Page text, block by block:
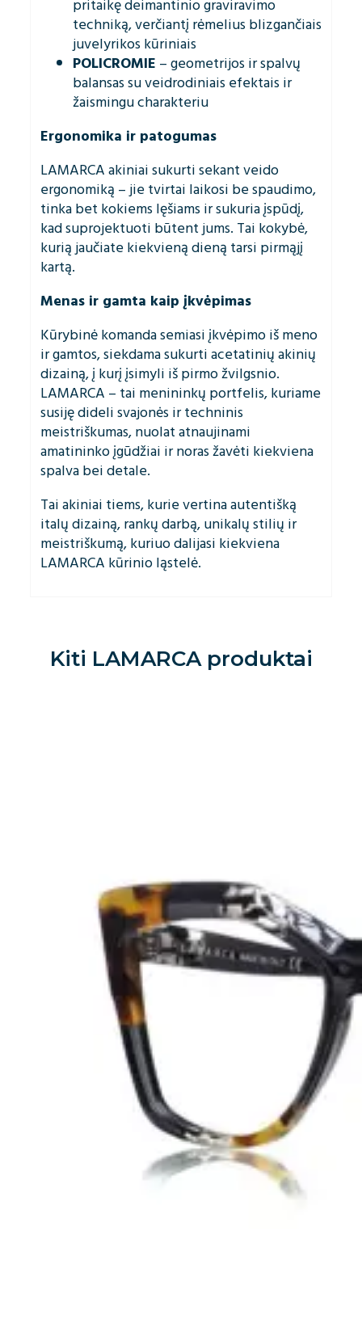
pritaikę deimantinio graviravimo
techniką, verčiantį rėmelius blizgančiais
juvelyrikos kūriniais
POLICROMIE – geometrijos ir spalvų
balansas su veidrodiniais efektais ir
žaismingu charakteriu
Ergonomika ir patogumas
LAMARCA akiniai sukurti sekant veido
ergonomiką – jie tvirtai laikosi be spaudimo,
tinka bet kokiems lęšiams ir sukuria įspūdį,
kad suprojektuoti būtent jums. Tai kokybė,
kurią jaučiate kiekvieną dieną tarsi pirmąjį
kartą.
Menas ir gamta kaip įkvėpimas
Kūrybinė komanda semiasi įkvėpimo iš meno
ir gamtos, siekdama sukurti acetatinių akinių
dizainą, į kurį įsimyli iš pirmo žvilgsnio.
LAMARCA – tai menininkų portfelis, kuriame
susiję dideli svajonės ir techninis
meistriškumas, nuolat atnaujinami
amatininko įgūdžiai ir noras žavėti kiekviena
spalva bei detale.
Tai akiniai tiems, kurie vertina autentišką
italų dizainą, rankų darbą, unikalų stilių ir
meistriškumą, kuriuo dalijasi kiekviena
LAMARCA kūrinio ląstelė.
Kiti LAMARCAproduktai